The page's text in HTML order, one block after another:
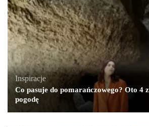
Inspiracje
Co pasuje do pomarańczowego? Oto 4
pogodę